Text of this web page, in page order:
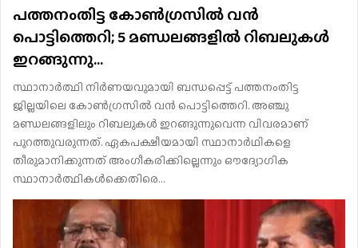
പത്തനംതിട്ട കോൺ​ഗ്രസിൽ വൻ
പൊട്ടിത്തെറി; 5 മണ്ഡലങ്ങളിൽ റിബലുകൾ
ഇറങ്ങുന്നു…
സ്ഥാനാർത്ഥി നിർണയവുമായി ബന്ധപ്പെട്ട് പത്തനംതിട്ട
ജില്ലയിലെ കോൺഗ്രസിൽ വൻ പൊട്ടിത്തെറി. അഞ്ചു
മണ്ഡലങ്ങളിലും റിബലുകൾ ഇറങ്ങുന്നുവെന്ന വിവരമാണ്
പുറത്തുവരുന്നത്. ഏകപക്ഷീയമായി സ്ഥാനാർഥികളെ
തീരുമാനിക്കുന്നത് അംഗീകരിക്കില്ലെന്നും ഔദ്യോഗിക
സ്ഥാനാർത്ഥികൾക്കെതിരെ…